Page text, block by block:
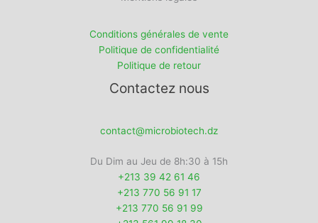
Conditions générales de vente
Politique de confidentialité
Politique de retour
Contactez nous
contact@microbiotech.dz
Du Dim au Jeu de 8h:30 à 15h
+213 39 42 61 46
+213 770 56 91 17
+213 770 56 91 99